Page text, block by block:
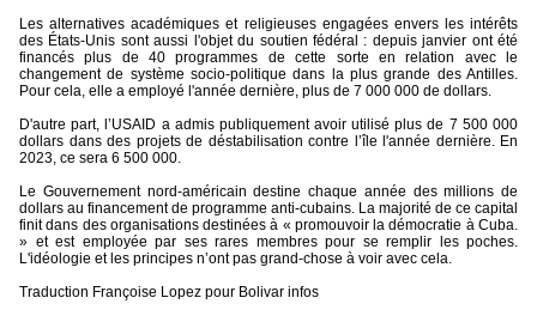
Les alternatives académiques et religieuses engagées envers les intérêts
des États-Unis sont aussi l'objet du soutien fédéral : depuis janvier ont été
financés plus de 40 programmes de cette sorte en relation avec le
changement de système socio-politique dans la plus grande des Antilles.
Pour cela, elle a employé l'année dernière, plus de 7 000 000 de dollars.
D'autre part, l’USAID a admis publiquement avoir utilisé plus de 7 500 000
dollars dans des projets de déstabilisation contre l’île l'année dernière. En
2023, ce sera 6 500 000.
Le Gouvernement nord-américain destine chaque année des millions de
dollars au financement de programme anti-cubains. La majorité de ce capital
finit dans des organisations destinées à « promouvoir la démocratie à Cuba.
» et est employée par ses rares membres pour se remplir les poches.
L'idéologie et les principes n’ont pas grand-chose à voir avec cela.
Traduction Françoise Lopez pour Bolivar infos